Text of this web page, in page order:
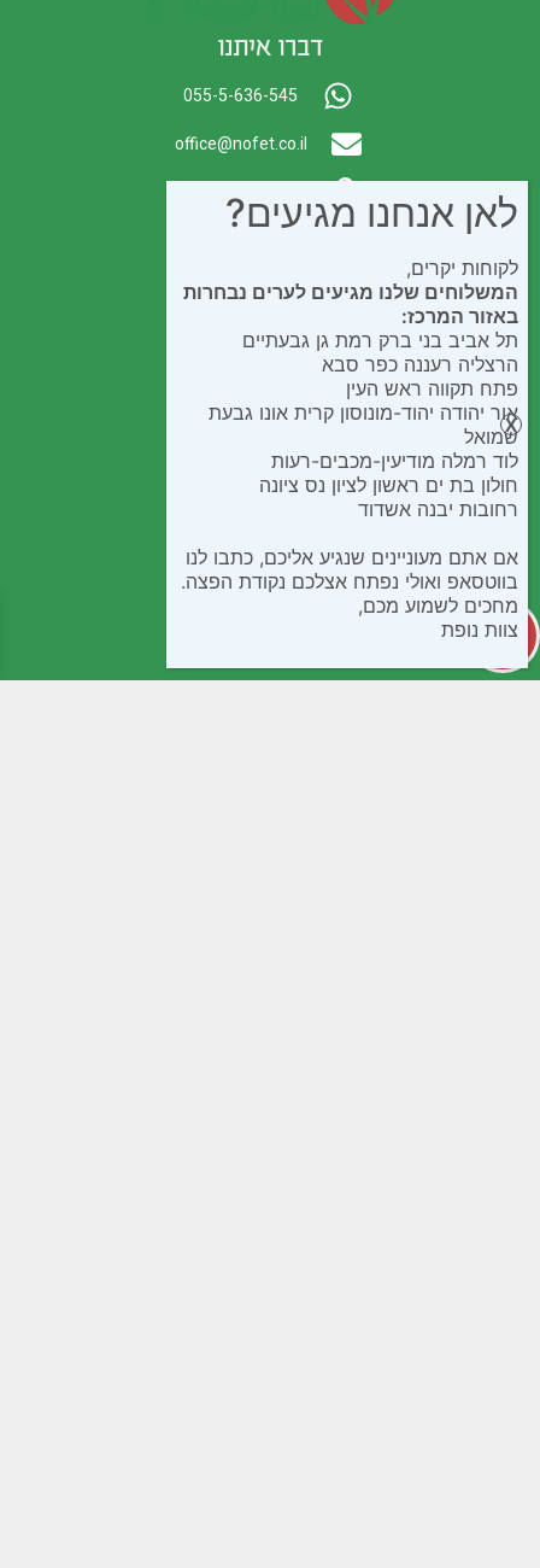
דברו איתנו
055-5-636-545
office@nofet.co.il
לאן אנחנו מגיעים?
לקוחות יקרים,
המשלוחים שלנו מגיעים לערים נבחרות
באזור המרכז:
תל אביב בני ברק רמת גן גבעתיים
הרצליה רעננה כפר סבא
פתח תקווה ראש העין
אור יהודה יהוד-מונוסון קרית אונו גבעת
שמואל
לוד רמלה מודיעין-מכבים-רעות
חולון בת ים ראשון לציון נס ציונה
רחובות יבנה אשדוד
אם אתם מעוניינים שנגיע אליכם, כתבו לנו
בווטסאפ ואולי נפתח אצלכם נקודת הפצה.
מחכים לשמוע מכם,
צוות נופת